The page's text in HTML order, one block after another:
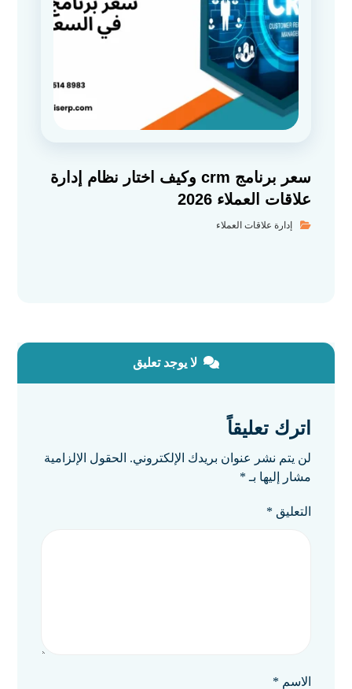
سعر برنامج crm وكيف اختار نظام إدارة
علاقات العملاء 2026
إدارة علاقات العملاء
لا يوجد تعليق
اترك تعليقاً
لن يتم نشر عنوان بريدك الإلكتروني. الحقول الإلزامية
مشار إليها بـ *
التعليق *
الاسم *